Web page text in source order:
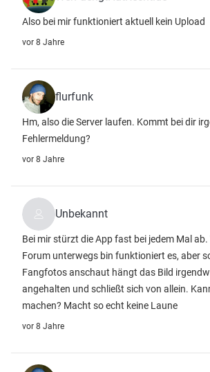
Also bei mir funktioniert aktuell kein Upload
vor 8 Jahre
flurfunk
Hm, also die Server laufen. Kommt bei dir
Fehlermeldung?
vor 8 Jahre
Unbekannt
Bei mir stürzt die App fast bei jedem Mal ab.
Forum unterwegs bin funktioniert es, aber
Fangfotos anschaut hängt das Bild
angehalten und schließt sich von allein.
machen? Macht so echt keine Laune
vor 8 Jahre